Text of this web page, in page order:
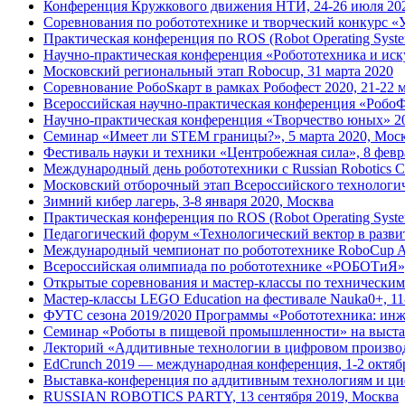
Конференция Кружкового движения НТИ, 24-26 июля
Соревнования по робототехнике и творческий конкурс
Практическая конференция по ROS (Robot Operating
Научно-практическая конференция «Робототехника и
Московский региональный этап Robocup, 31 марта 2020
Соревнование РобоSкарт в рамках Робофест 2020, 21-22
Всероссийская научно-практическая конференция
Научно-практическая конференция «Творчество юных»
Семинар «Имеет ли STEM границы?», 5 марта 2020,
Фестиваль науки и техники «Центробежная сила», 8
Международный день робототехники с Russian Robotics
Московский отборочный этап Всероссийского
Зимний кибер лагерь, 3-8 января 2020, Москва
Практическая конференция по ROS (Robot Operating
Педагогический форум «Технологический вектор в
Международный чемпионат по робототехнике RoboCup
Всероссийская олимпиада по робототехнике
Открытые соревнования и мастер-классы по
Мастер-классы LEGO Education на фестивале Nauka0+,
ФУТС сезона 2019/2020 Программы «Робототехника:
Семинар «Роботы в пищевой промышленности» на
Лекторий «Аддитивные технологии в цифровом
EdCrunch 2019 — международная конференция, 1-2
Выставка-конференция по аддитивным технологиям и
RUSSIAN ROBOTICS PARTY, 13 сентября 2019, Москва